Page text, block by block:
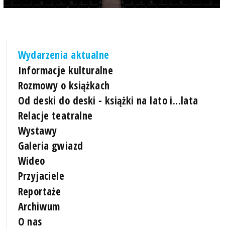
Wydarzenia aktualne
Informacje kulturalne
Rozmowy o książkach
Od deski do deski - książki na lato i...lata
Relacje teatralne
Wystawy
Galeria gwiazd
Wideo
Przyjaciele
Reportaże
Archiwum
O nas